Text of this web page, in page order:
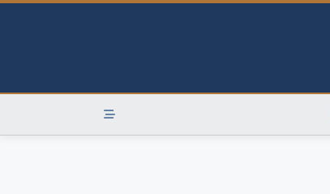
Skip